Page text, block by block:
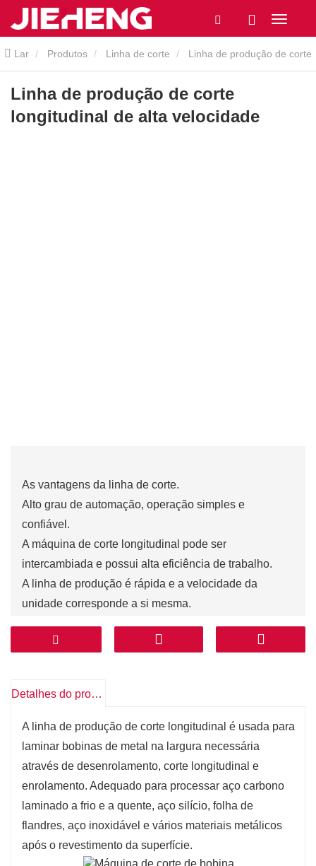
Lar Produtos Linha de corte
longitudinal de alta velocidade
Linha de produção de corte
longitudinal de alta velocidade
As vantagens da linha de corte.
Alto grau de automação, operação simples e
confiável.
A máquina de corte longitudinal pode ser
intercambiada e possui alta eficiência de trabalho.
A linha de produção é rápida e a velocidade da
unidade corresponde a si mesma.
Detalhes do produto
A linha de produção de corte longitudinal é usada para
laminar bobinas de metal na largura necessária
através de desenrolamento, corte longitudinal e
enrolamento. Adequado para processar aço carbono
laminado a frio e a quente, aço silício, folha de
flandres, aço inoxidável e vários materiais metálicos
após o revestimento da superfície.